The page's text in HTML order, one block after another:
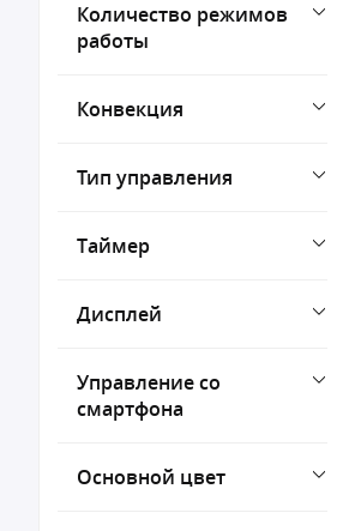
Количество режимов
работы
Конвекция
Тип управления
Таймер
Дисплей
Управление со
смартфона
Основной цвет